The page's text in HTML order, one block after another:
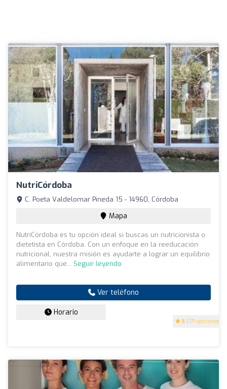
NutriCórdoba
5 (171 opiniones)
C. Poeta Valdelomar Pineda 15 - 14960, Córdoba
Mapa
NutriCórdoba es tu opción ideal si buscas un nutricionista o
dietetista en Córdoba. Con un enfoque en la reeducación
nutricional, nuestra misión es ayudarte a lograr un equilibrio
alimentario que... Seguir leyendo
Ver teléfono
Horario